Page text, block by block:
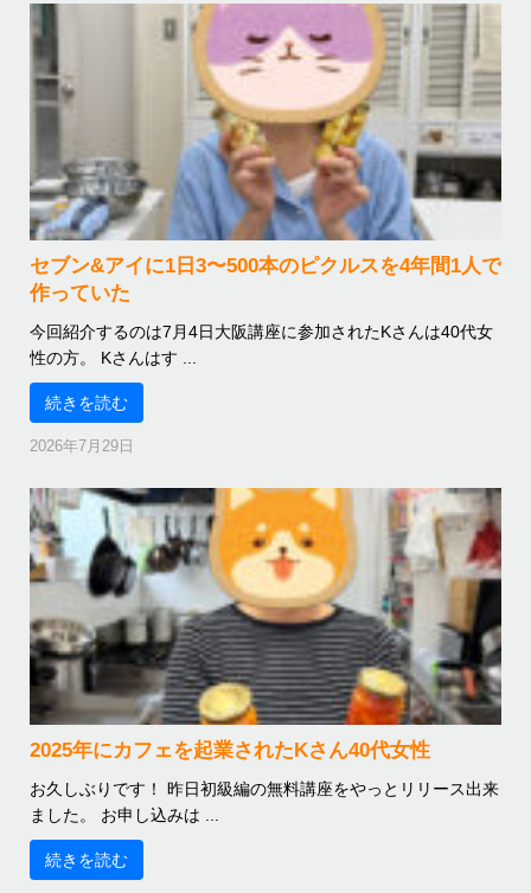
セブン&アイに1日3〜500本のピクルスを4年間1人で
作っていた
今回紹介するのは7月4日大阪講座に参加されたKさんは40代女
性の方。 Kさんはす ...
続きを読む
2026年7月29日
2025年にカフェを起業されたKさん40代女性
お久しぶりです！ 昨日初級編の無料講座をやっとリリース出来
ました。 お申し込みは ...
続きを読む